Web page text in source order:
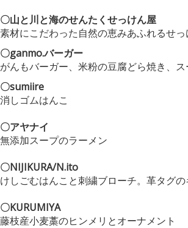
〇山と川と海のせんたくせっけん屋
素材にこだわった自然の恵みあふれるせ
〇ganmo.バーガー
がんもバーガー、米粉の豆腐どら焼き、
〇sumiire
消しゴムはんこ
〇アヤナイ
無添加スープのラーメン
〇NIJIKURA/N.ito
けしごむはんこと刺繍ブローチ。 革タグ
〇KURUMIYA
藤枝産小麦藁のヒンメリとオーナメント